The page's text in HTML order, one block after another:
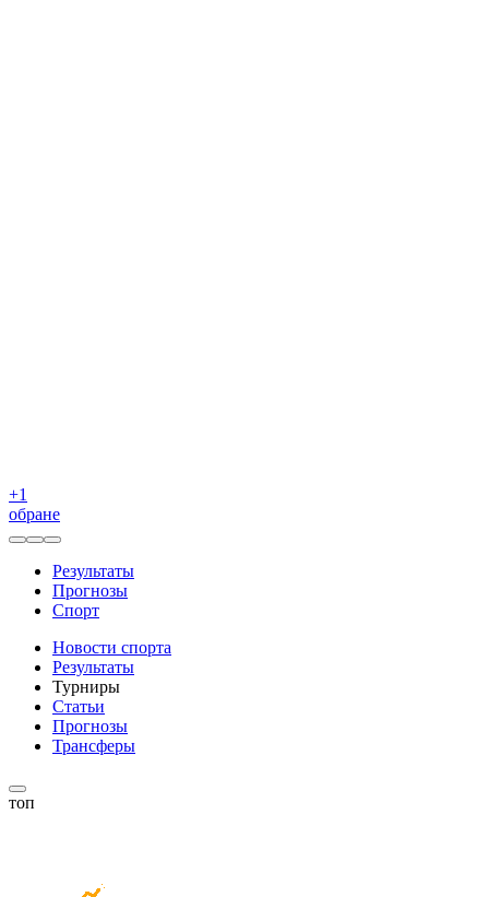
+1
обране
Результаты
Прогнозы
Спорт
Новости спорта
Результаты
Турниры
Статьи
Прогнозы
Трансферы
топ